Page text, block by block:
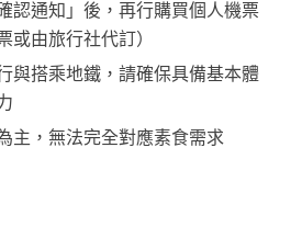
認通知」後，再行購買個人機票
或由旅行社代訂）
與搭乘地鐵，請確保具備基本體
主，無法完全對應素食需求